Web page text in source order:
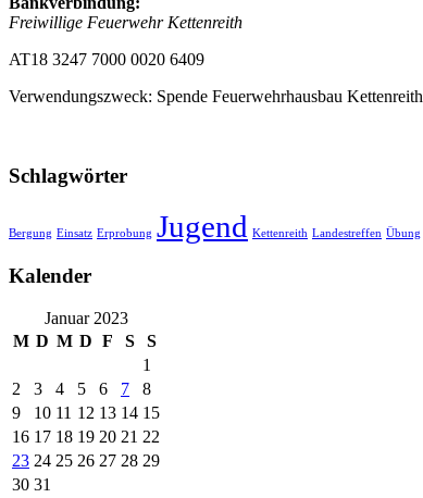
Freiwillige Feuerwehr Kettenreith
AT18 3247 7000 0020 6409
Verwendungszweck: Spende Feuerwehrhausbau Kettenreith
Schlagwörter
Bergung Einsatz Erprobung Jugend Kettenreith Landestreffen Übung
Kalender
Januar 2023
M D M D F S
S
1
2
3 4 5 6 7
8
9
10 11 12 13 14 15
16 17 18 19 20 21 22
23 24 25 26 27 28 29
30 31